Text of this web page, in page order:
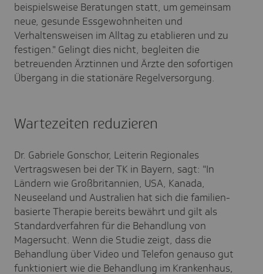
beispielsweise Beratungen statt, um gemeinsam
neue, gesunde Essgewohnheiten und
Verhaltensweisen im Alltag zu etablieren und zu
festigen." Gelingt dies nicht, begleiten die
betreuenden Ärztinnen und Ärzte den sofortigen
Übergang in die stationäre Regelversorgung.
Wartezeiten reduzieren
Dr. Gabriele Gonschor, Leiterin Regionales
Vertragswesen bei der TK in Bayern, sagt: "In
Ländern wie Großbritannien, USA, Kanada,
Neuseeland und Australien hat sich die familien-
basierte Therapie bereits bewährt und gilt als
Standardverfahren für die Behandlung von
Magersucht. Wenn die Studie zeigt, dass die
Behandlung über Video und Telefon genauso gut
funktioniert wie die Behandlung im Krankenhaus,